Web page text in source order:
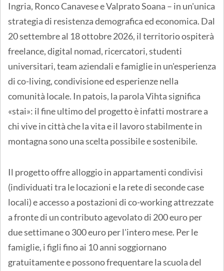
Ingria, Ronco Canavese e Valprato Soana – in un'unica
strategia di resistenza demografica ed economica. Dal
20 settembre al 18 ottobre 2026, il territorio ospiterà
freelance, digital nomad, ricercatori, studenti
universitari, team aziendali e famiglie in un'esperienza
di co-living, condivisione ed esperienze nella
comunità locale. In patois, la parola Vihta significa
«stai»: il fine ultimo del progetto è infatti mostrare a
chi vive in città che la vita e il lavoro stabilmente in
montagna sono una scelta possibile e sostenibile.
Il progetto offre alloggio in appartamenti condivisi
(individuati tra le locazioni e la rete di seconde case
locali) e accesso a postazioni di co-working attrezzate
a fronte di un contributo agevolato di 200 euro per
due settimane o 300 euro per l'intero mese. Per le
famiglie, i figli fino ai 10 anni soggiornano
gratuitamente e possono frequentare la scuola del